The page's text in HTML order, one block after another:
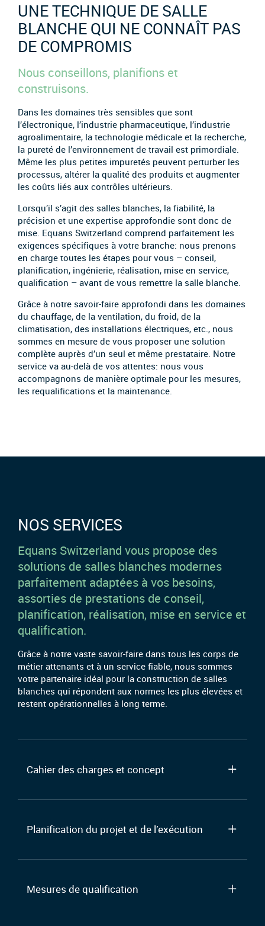
UNE TECHNIQUE DE SALLE
BLANCHE QUI NE CONNAÎT PAS
DE COMPROMIS
Nous conseillons, planifions et
construisons.
Dans les domaines très sensibles que sont
l’électronique, l’industrie pharmaceutique, l’industrie
agroalimentaire, la technologie médicale et la recherche,
la pureté de l’environnement de travail est primordiale.
Même les plus petites impuretés peuvent perturber les
processus, altérer la qualité des produits et augmenter
les coûts liés aux contrôles ultérieurs.
Lorsqu’il s’agit des salles blanches, la fiabilité, la
précision et une expertise approfondie sont donc de
mise. Equans Switzerland comprend parfaitement les
exigences spécifiques à votre branche: nous prenons
en charge toutes les étapes pour vous – conseil,
planification, ingénierie, réalisation, mise en service,
qualification – avant de vous remettre la salle blanche.
Grâce à notre savoir-faire approfondi dans les domaines
du chauffage, de la ventilation, du froid, de la
climatisation, des installations électriques, etc., nous
sommes en mesure de vous proposer une solution
complète auprès d’un seul et même prestataire. Notre
service va au-delà de vos attentes: nous vous
accompagnons de manière optimale pour les mesures,
les requalifications et la maintenance.
NOS SERVICES
Equans Switzerland vous propose des
solutions de salles blanches modernes
parfaitement adaptées à vos besoins,
assorties de prestations de conseil,
planification, réalisation, mise en service et
qualification.
Grâce à notre vaste savoir-faire dans tous les corps de
métier attenants et à un service fiable, nous sommes
votre partenaire idéal pour la construction de salles
blanches qui répondent aux normes les plus élevées et
restent opérationnelles à long terme.
Cahier des charges et concept
Planification du projet et de l’exécution
Mesures de qualification